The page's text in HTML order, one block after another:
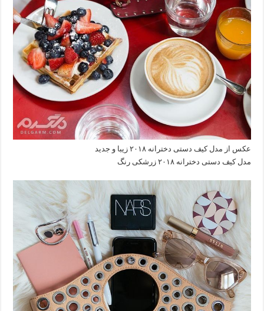
عکس از مدل کیف دستی دخترانه ۲۰۱۸ زیبا و جدید
مدل کیف دستی دخترانه ۲۰۱۸ زرشکی رنگ